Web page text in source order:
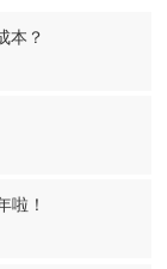
本？
啦！